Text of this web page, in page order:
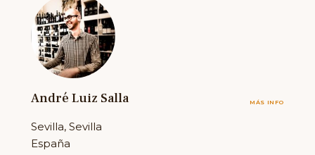
André Luiz Salla MÁS INFO
Sevilla, Sevilla
España